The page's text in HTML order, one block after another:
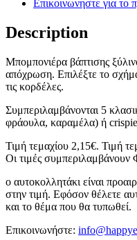
Επικοινωνηστε για το
Description
Μπομπονιέρα βάπτισης
απόχρωση. Επιλέξτε το
τις κορδέλες.
Συμπεριλαμβάνονται 5
φράουλα, καραμέλα) ή
Τιμή τεμαχίου 2,15€. Τιμή
Οι τιμές
ο αυτοκολλητάκι είναι
στην τιμή. Εφόσον θέλετε
και το θέμα που θα τυπωθεί.
Επικοινωνήστε: